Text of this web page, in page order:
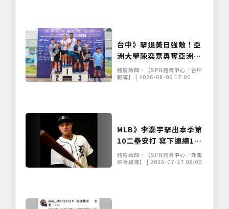
台中》擊退美日強敵！亞
洲大學陳奕嘉勇奪亞洲匹
克球賽雙牌 10月挺進美
國世界賽
體壇新聞•【SPN體育中心／台中
報導】 | 2026-08-05 17:00
MLB》李灝宇擊出本季第
10二壘安打 寫下連續11
場安打個人新紀錄
體壇新聞•【SPN體育中心／外電
綜合報導】 | 2026-07-27 08:00